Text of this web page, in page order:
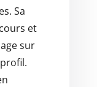
Sa
et
sur